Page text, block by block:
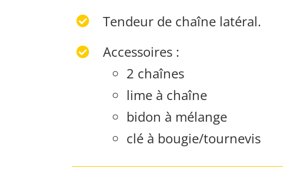
Tendeur de chaîne latéral.
Accessoires :
2 chaînes
lime à chaîne
bidon à mélange
clé à bougie/tournevis